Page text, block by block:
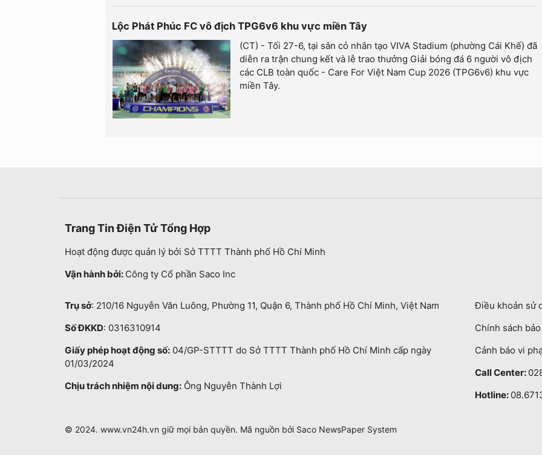
Lộc Phát Phúc FC vô địch TPG6v6 khu vực miền Tây
(CT) - Tối 27-6, tại sân cỏ nhân tạo VIVA Stadium (phường Cái Khế) đã
diễn ra trận chung kết và lễ trao thưởng Giải bóng đá 6 người vô địch
các CLB toàn quốc - Care For Việt Nam Cup 2026 (TPG6v6) khu vực
miền Tây.
Trang Tin Điện Tử Tổng Hợp
Hoạt động được quản lý bởi Sở TTTT Thành phố Hồ Chí Minh
Vận hành bởi: Công ty Cổ phần Saco Inc
Trụ sở: 210/16 Nguyễn Văn Luông, Phường 11, Quận 6, Thành phố Hồ Chí Minh, Việt Nam
Số ĐKKD: 0316310914
Giấy phép hoạt động số: 04/GP-STTTT do Sở TTTT Thành phố Hồ Chí Minh cấp ngày
01/03/2024
Chịu trách nhiệm nội dung: Ông Nguyễn Thành Lợi
Điều khoản sử
Chính sách
Cảnh báo vi
Call Center:
Hotline:
© 2024. www.vn24h.vn giữ mọi bản quyền. Mã nguồn bởi Saco NewsPaper System